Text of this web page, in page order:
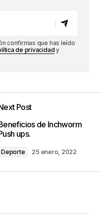
confirmas que has leído
de privacidady
Post
de Inchworm
ups.
Deporte 25 enero, 2022